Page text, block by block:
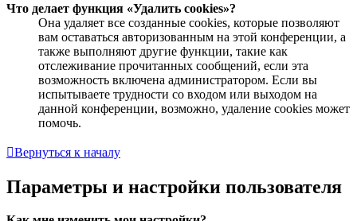
Что делает функция «Удалить cookies»?
Она удаляет все созданные cookies, которые позволяют
вам оставаться авторизованным на этой конференции, а
также выполняют другие функции, такие как
отслеживание прочитанных сообщений, если эта
возможность включена администратором. Если вы
испытываете трудности со входом или выходом на
данной конференции, возможно, удаление cookies может
помочь.
Вернуться к началу
Параметры и настройки пользователя